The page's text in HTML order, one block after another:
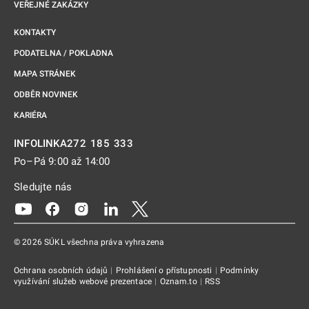
VEŘEJNÉ ZAKÁZKY
KONTAKTY
PODATELNA / POKLADNA
MAPA STRÁNEK
ODBĚR NOVINEK
KARIÉRA
INFOLINKA272 185 333
Po–Pá 9:00 až 14:00
Sledujte nás
Odkaz se otevře na nové kartě
Odkaz se otevře na nové kartě
Odkaz se otevře na nové kartě
Odkaz se otevře na nové kartě
© 2026 SÚKL všechna práva vyhrazena
Ochrana osobních údajů | Prohlášení o přístupnosti | Podmínky
využívání služeb webové prezentace | Oznam.to | RSS